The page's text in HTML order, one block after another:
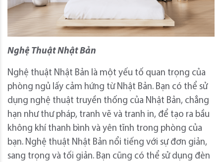
Nghệ Thuật Nhật Bản
Nghệ thuật Nhật Bản là một yếu tố quan trọng của
phòng ngủ lấy cảm hứng từ Nhật Bản. Bạn có thể sử
dụng nghệ thuật truyền thống của Nhật Bản, chẳng
hạn như thư pháp, tranh vẽ và tranh in, để tạo ra bầu
không khí thanh bình và yên tĩnh trong phòng của
bạn. Nghệ thuật Nhật Bản nổi tiếng với sự đơn giản,
sang trọng và tối giản. Bạn cũng có thể sử dụng đèn